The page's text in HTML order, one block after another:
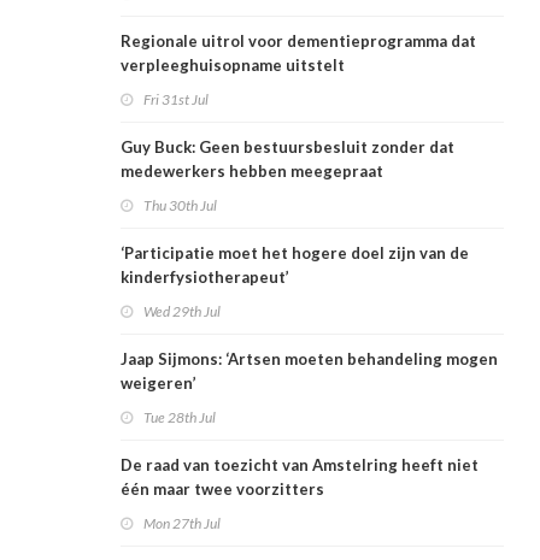
Regionale uitrol voor dementieprogramma dat
verpleeghuisopname uitstelt
Fri 31st Jul
Guy Buck: Geen bestuursbesluit zonder dat
medewerkers hebben meegepraat
Thu 30th Jul
‘Participatie moet het hogere doel zijn van de
kinderfysiotherapeut’
Wed 29th Jul
Jaap Sijmons: ‘Artsen moeten behandeling mogen
weigeren’
Tue 28th Jul
De raad van toezicht van Amstelring heeft niet
één maar twee voorzitters
Mon 27th Jul